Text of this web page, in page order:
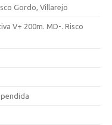
Gordo, Villarejo
V+ 200m. MD-. Risco